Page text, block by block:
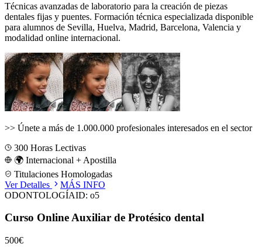
Técnicas avanzadas de laboratorio para la creación de piezas
dentales fijas y puentes. Formación técnica especializada disponible
para alumnos de Sevilla, Huelva, Madrid, Barcelona, Valencia y
modalidad online internacional.
>> Únete a más de 1.000.000 profesionales interesados en el sector
300 Horas Lectivas
🌍 Internacional + Apostilla
Titulaciones Homologadas
Ver Detalles
MÁS INFO
ODONTOLOGÍAID: o5
Curso Online Auxiliar de Protésico dental
500€